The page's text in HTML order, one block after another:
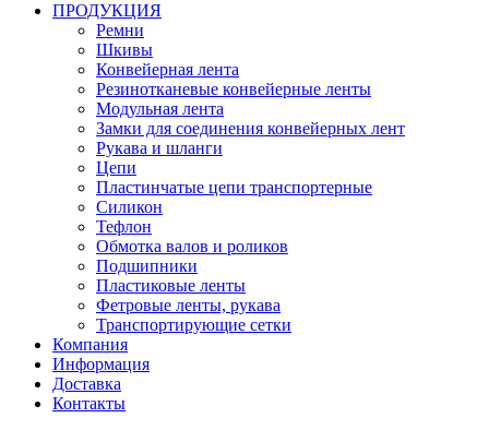
ПРОДУКЦИЯ
Ремни
Шкивы
Конвейерная лента
Резинотканевые конвейерные ленты
Модульная лента
Замки для соединения конвейерных лент
Рукава и шланги
Цепи
Пластинчатые цепи транспортерные
Силикон
Тефлон
Обмотка валов и роликов
Подшипники
Пластиковые ленты
Фетровые ленты, рукава
Транспортирующие сетки
Компания
Информация
Доставка
Контакты